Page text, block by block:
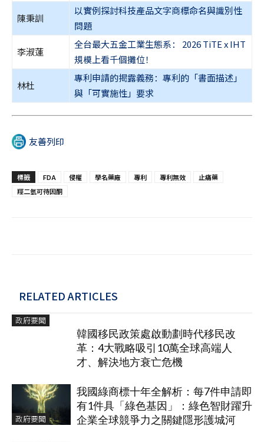
陳秉訓
以實例探討科技產品文字商標命名與識別性
問題
李淑蓮
全台最大五金工業生態系： 2026 TiTE x IHT
規模上看千個攤位！
林杜
專利申請的揭露義務：專利的「書面描述」
與「可實施性」要求
友善列印
標籤 FDA 侵權 學名藥廠 專利 專利無效
止痛藥
羥二氫可待因酮
RELATED ARTICLES
政府要聞
韓國移民政策處啟動劃時代移民改
革：4大戰略吸引10萬全球高端人
才、解決地方衰亡危機
政府要聞
我國綠商標十年全解析：每7件申請即
有1件具「綠色基因」：綠色智財躍升
企業全球競爭力之關鍵隱形護城河